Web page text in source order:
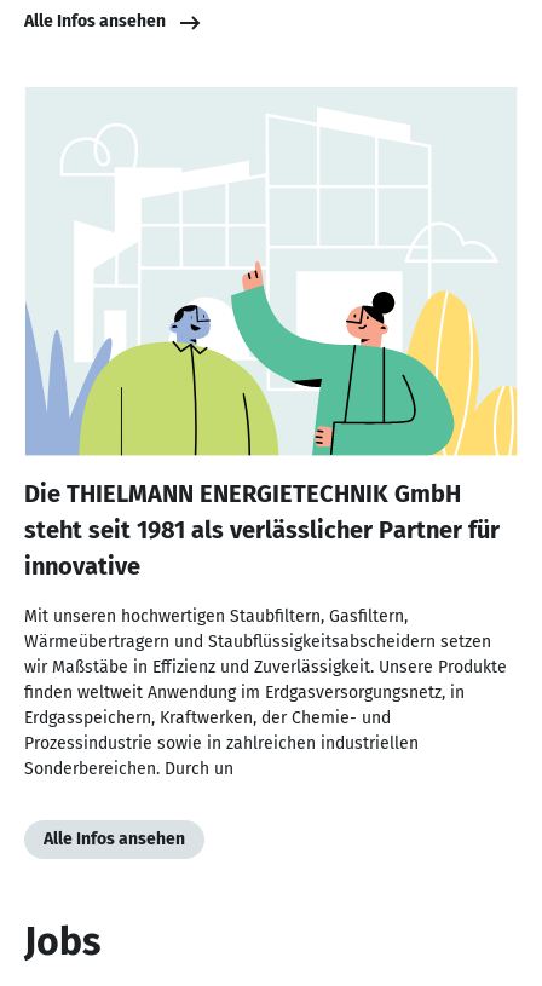
Alle Infos ansehen
Die THIELMANN ENERGIETECHNIK GmbH
steht seit 1981 als verlässlicher Partner für
innovative
Mit unseren hochwertigen Staubfiltern, Gasfiltern,
Wärmeübertragern und Staubflüssigkeitsabscheidern setzen
wir Maßstäbe in Effizienz und Zuverlässigkeit. Unsere Produkte
finden weltweit Anwendung im Erdgasversorgungsnetz, in
Erdgasspeichern, Kraftwerken, der Chemie- und
Prozessindustrie sowie in zahlreichen industriellen
Sonderbereichen. Durch un
Alle Infos ansehen
Jobs